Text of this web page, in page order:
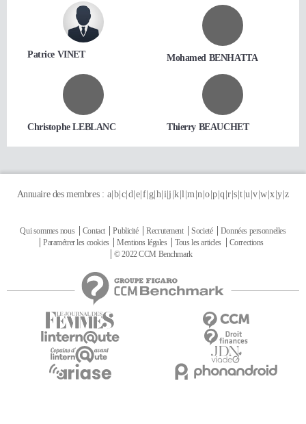
Patrice VINET Mohamed BENHATTA
Christophe LEBLANC Thierry BEAUCHET
Annuaire des membres : a b c d e f g h i j k l m n o p q r s t u v w x y z
Qui sommes nous Contact Publicité Recrutement Societé
Données personnelles
Paramétrer les cookies
Mentions légales Tous les articles
Corrections
© 2022 CCM Benchmark